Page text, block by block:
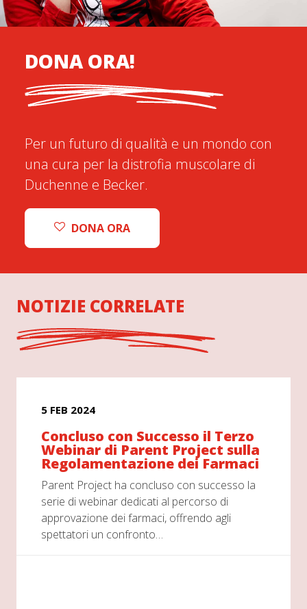
DONA ORA!
Per un futuro di qualità e un mondo con
una cura per la distrofia muscolare di
Duchenne e Becker.
DONA ORA
NOTIZIE CORRELATE
5 FEB 2024
Concluso con Successo il Terzo
Webinar di Parent Project sulla
Regolamentazione dei Farmaci
Parent Project ha concluso con successo la
serie di webinar dedicati al percorso di
approvazione dei farmaci, offrendo agli
spettatori un confronto…